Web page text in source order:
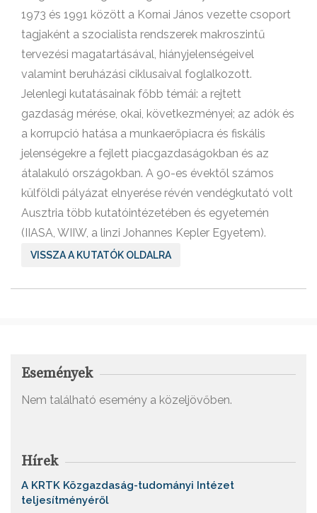
1973 és 1991 között a Kornai János vezette csoport
tagjaként a szocialista rendszerek makroszintű
tervezési magatartásával, hiányjelenségeivel
valamint beruházási ciklusaival foglalkozott.
Jelenlegi kutatásainak főbb témái: a rejtett
gazdaság mérése, okai, következményei; az adók és
a korrupció hatása a munkaerőpiacra és fiskális
jelenségekre a fejlett piacgazdaságokban és az
átalakuló országokban. A 90-es évektől számos
külföldi pályázat elnyerése révén vendégkutató volt
Ausztria több kutatóintézetében és egyetemén
(IIASA, WIIW, a linzi Johannes Kepler Egyetem).
VISSZA A KUTATÓK OLDALRA
Események
Nem található esemény a közeljövőben.
Hírek
A KRTK Közgazdaság-tudományi Intézet
teljesítményéről